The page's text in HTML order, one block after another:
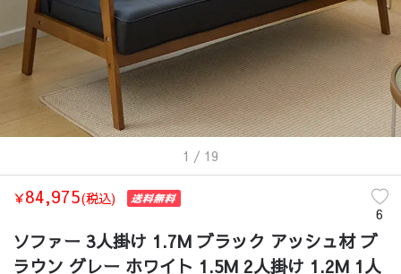
1 / 19
￥84,975(税込)
6
ソファー 3人掛け 1.7M ブラック アッシュ材 ブ
ラウン グレー ホワイト 1.5M 2人掛け 1.2M 1人